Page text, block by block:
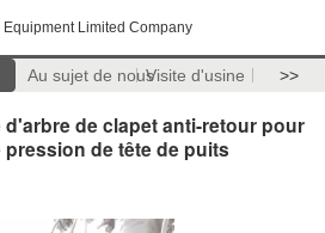
Limited Company
Au sujet de nousVisite d'usine >>
de clapet anti-retour pour
de tête de puits